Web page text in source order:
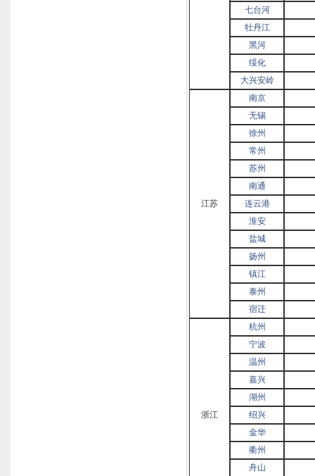
七台河
牡丹江
黑河
绥化
大兴安岭
江苏
南京
无锡
徐州
常州
苏州
南通
连云港
淮安
盐城
扬州
镇江
泰州
宿迁
浙江
杭州
宁波
温州
嘉兴
湖州
绍兴
金华
衢州
舟山